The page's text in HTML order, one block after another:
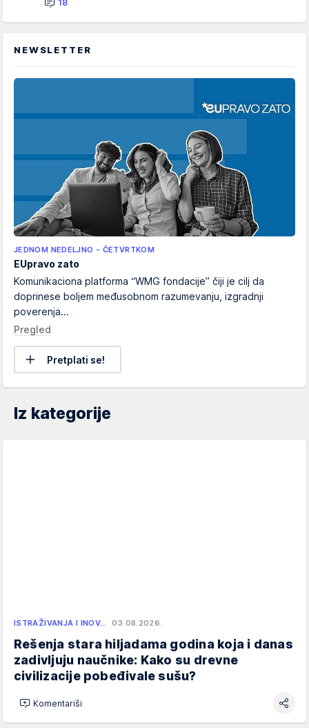
18
NEWSLETTER
JEDNOM NEDELJNO - ČETVRTKOM
EUpravo zato
Komunikaciona platforma “WMG fondacije” čiji je cilj da
doprinese boljem međusobnom razumevanju, izgradnji
poverenja...
Pregled
Pretplati se!
Iz kategorije
ISTRAŽIVANJA I INOV… 03.08.2026.
Rešenja stara hiljadama godina koja i danas
zadivljuju naučnike: Kako su drevne
civilizacije pobeđivale sušu?
Komentariši